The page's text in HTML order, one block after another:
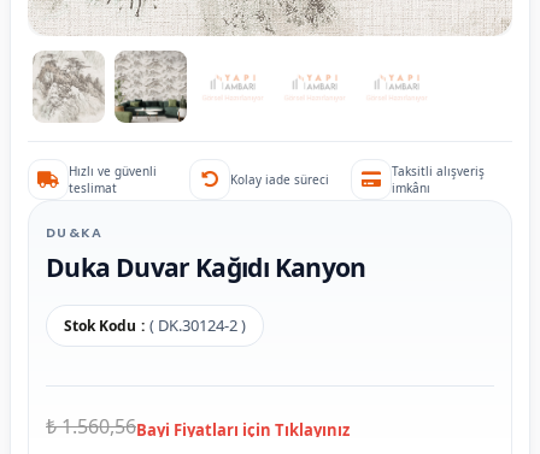
Hızlı ve güvenli
teslimat
Kolay iade süreci
Taksitli alışveriş
imkânı
DU&KA
Duka Duvar Kağıdı Kanyon
Stok Kodu ( DK.30124-2 )
₺ 1.560,56